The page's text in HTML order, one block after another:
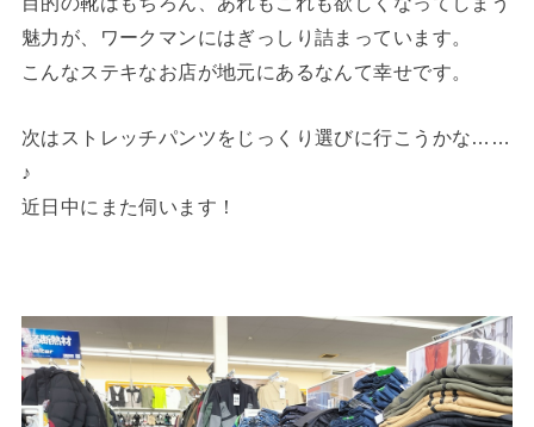
魅力が、ワークマンにはぎっしり詰まっています。
こんなステキなお店が地元にあるなんて幸せです。
次はストレッチパンツをじっくり選びに行こうかな……
♪
近日中にまた伺います！